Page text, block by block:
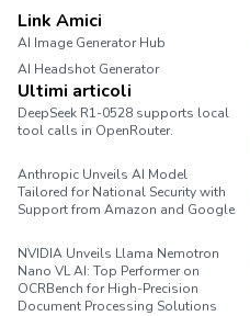
Link Amici
AI Image Generator Hub
AI Headshot Generator
Ultimi articoli
DeepSeek R1-0528 supports local
tool calls in OpenRouter.
Anthropic Unveils AI Model
Tailored for National Security with
Support from Amazon and Google
NVIDIA Unveils Llama Nemotron
Nano VL AI: Top Performer on
OCRBench for High-Precision
Document Processing Solutions